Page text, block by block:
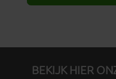
BEKIJK HIER